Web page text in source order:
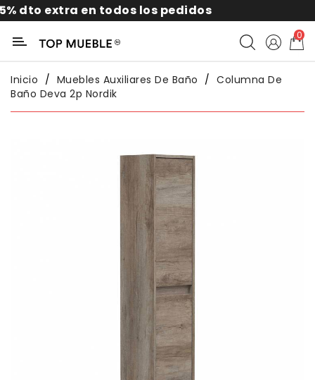
extra en todos los pedidos
Categoría
0
Inicio Muebles Auxiliares De Baño
Columna De
Baño Deva 2p Nordik